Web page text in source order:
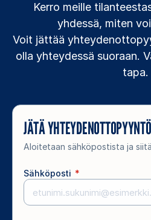
Kerro meille
yhdessä, miten
Voit jättää
olla yhteydessä suoraan.
tapa.
JÄTÄ YHTEYDENOTTOPYYNTÖ
Aloitetaan sähköpostista ja
Sähköposti *